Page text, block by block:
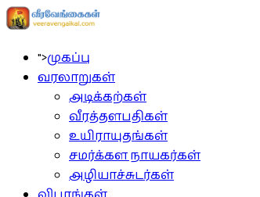
">முகப்பு
வரலாறுகள்
அடிக்கற்கள்
வீரத்தளபதிகள்
உயிராயுதங்கள்
சமர்க்கள நாயகர்கள்
அழியாச்சுடர்கள்